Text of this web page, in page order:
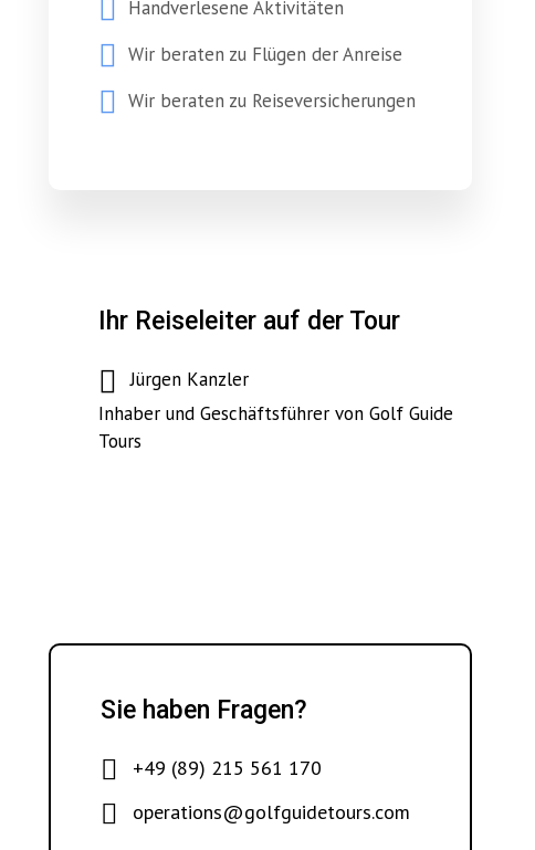
Handverlesene Aktivitäten
Wir beraten zu Flügen der Anreise
Wir beraten zu Reiseversicherungen
Ihr Reiseleiter auf der Tour
Jürgen Kanzler
Inhaber und Geschäftsführer von Golf Guide
Tours
Sie haben Fragen?
+49 (89) 215 561 170
operations@golfguidetours.com